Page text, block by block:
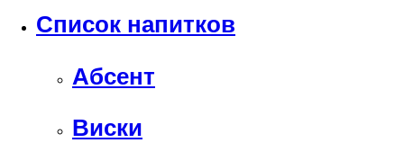
Список напитков
Абсент
Виски